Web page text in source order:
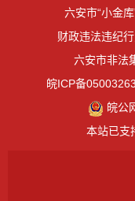
六安市“小金
财政违法违纪
六安市非法
皖ICP备
皖公
本站已支